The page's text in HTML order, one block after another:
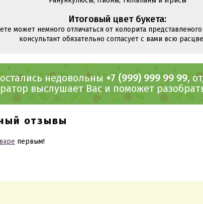
Итоговый цвет букета:
может немного отличаться от колорита
консультант обязательно согласует с вами всю
недовольны+7 (999) 999 99 99,
выслушает Вас и поможет
отзывы
первым!